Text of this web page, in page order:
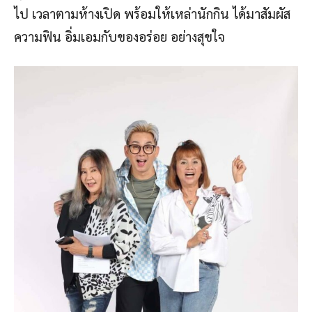
ไป เวลาตามห้างเปิด พร้อมให้เหล่านักกิน ได้มาสัมผัส
ความฟิน อิ่มเอมกับของอร่อย อย่างสุขใจ